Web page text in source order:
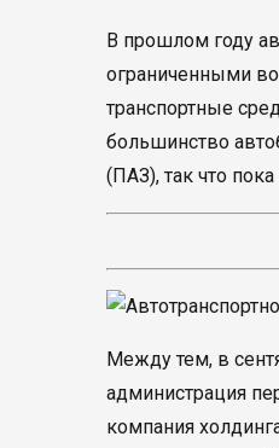
В прошлом году
ограниченными
транспортные
большинство
(ПАЗ), так что
Между тем, в
администрация
компания